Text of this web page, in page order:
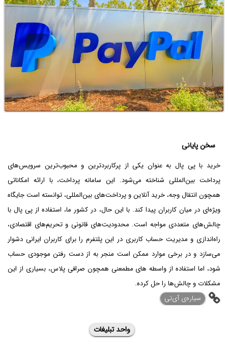
سخن پایانی
خرید با پی پال به عنوان یکی از پرکاربردترین و محبوب‌ترین سرویس‌های
پرداخت بین‌المللی شناخته می‌شود. این سامانه پرداخت، با ارائه امکاناتی
همچون انتقال وجه، خرید آنلاین و پرداخت‌های بین‌المللی، توانسته است جایگاه
ویژه‌ای در میان کاربران پیدا کند. با این حال، در کشور ما، استفاده از پی پال با
چالش‌های متعددی مواجه است. محدودیت‌های قانونی و تحریم‌های اقتصادی،
راه‌اندازی و مدیریت حساب کاربری در این پلتفرم را برای کاربران ایرانی دشوار
می‌سازد و در برخی موارد ممکن است منجر به از دست رفتن موجودی حساب
شود، اما استفاده از واسطه های مطمعنی همچون صرافی پلاس، بسیاری از این
مشکلات و چالش‌ها را حل کرده.
‌سیاره‌ی آی‌تی
واحد تبلیغات